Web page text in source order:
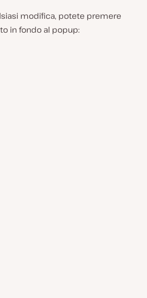
modifica, potete premere
in fondo al popup: